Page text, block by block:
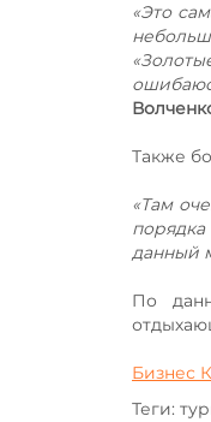
«Это
Также
«Там
данный
По
Бизнес
Теги: